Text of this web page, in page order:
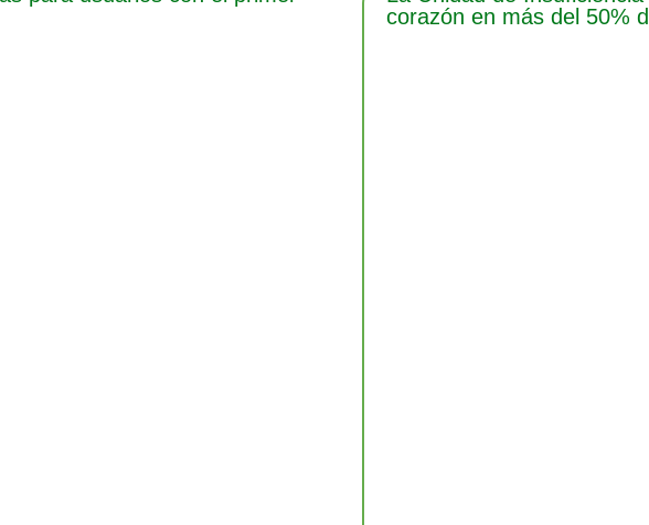
corazón en más del 50%